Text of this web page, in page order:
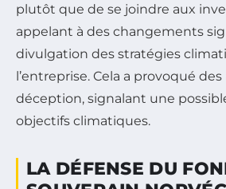
plutôt que de se joindre aux
appelant à des changements
divulgation des stratégies
l’entreprise. Cela a provoqué
déception, signalant une
objectifs climatiques.
LA DÉFENSE DU